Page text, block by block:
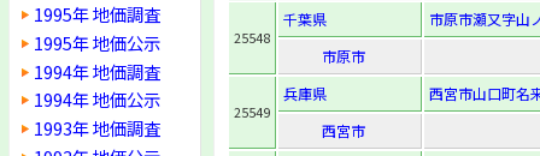
1995年 地価調査
1995年 地価公示
1994年 地価調査
1994年 地価公示
1993年 地価調査
25548
千葉県
市原市瀬又字山
市原市
25549
兵庫県
西宮市山口町名
西宮市